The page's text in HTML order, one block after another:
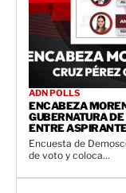
ADN POLLS
ENCABEZA
GUBERNATURA
ENTRE
Encuesta de
de voto y coloca...